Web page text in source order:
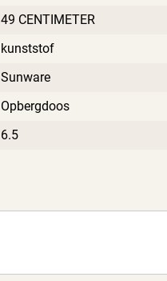
49 CENTIMETER
kunststof
Sunware
Opbergdoos
6.5